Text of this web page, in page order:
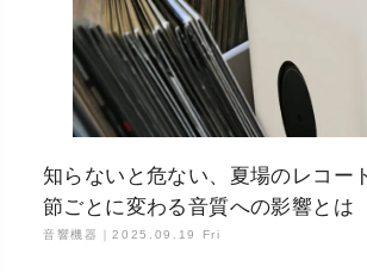
知らないと危ない、夏場のレコー
節ごとに変わる音質への影響とは
音響機器｜2025.09.19 Fri